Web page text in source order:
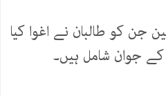
جن کو طالبان نے اغوا کیا
کے جوان شامل ہیں۔